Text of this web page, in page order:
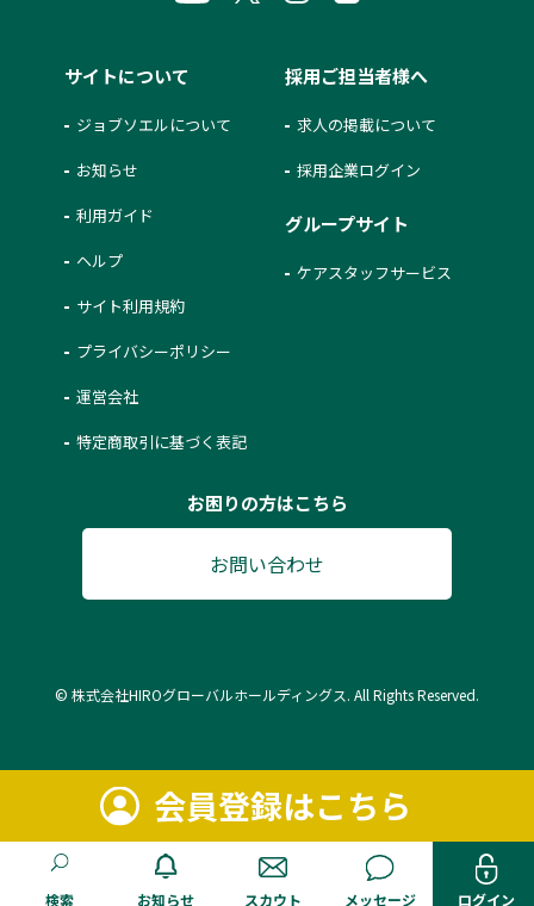
会員登録はこちら
検索 お知らせ スカウト メッセージ ログイン
サイトについて
ジョブソエルについて
お知らせ
利用ガイド
ヘルプ
サイト利用規約
プライバシーポリシー
運営会社
特定商取引に基づく表記
採用ご担当者様へ
求人の掲載について
採用企業ログイン
グループサイト
ケアスタッフサービス
お困りの方はこちら
お問い合わせ
© 株式会社HIROグローバルホールディングス. All Rights Reserved.